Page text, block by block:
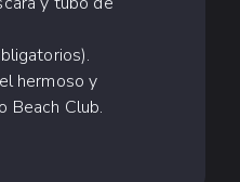
hermoso y
Beach Club.